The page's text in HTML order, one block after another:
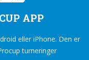
APP
eller iPhone. Den er
turneringer